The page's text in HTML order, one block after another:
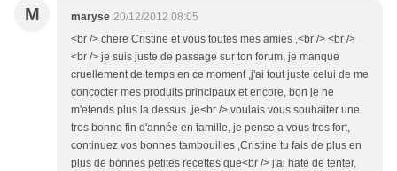
M maryse 20/12/2012 08:05
<br /> chere Cristine et vous toutes mes amies ,<br /> <br />
<br /> je suis juste de passage sur ton forum, je manque
cruellement de temps en ce moment ,j'ai tout juste celui de me
concocter mes produits principaux et encore, bon je ne
m'etends plus la dessus ,je<br /> voulais vous souhaiter une
tres bonne fin d'année en famille, je pense a vous tres fort,
continuez vos bonnes tambouilles ,Cristine tu fais de plus en
plus de bonnes petites recettes que<br /> j'ai hate de tenter,